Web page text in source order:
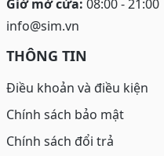
Giờ mở cửa: 08:00 - 21:00
info@sim.vn
THÔNG TIN
Điều khoản và điều kiện
Chính sách bảo mật
Chính sách đổi trả